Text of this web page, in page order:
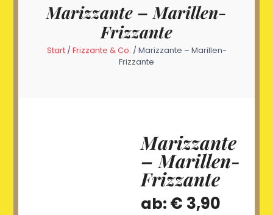
Marizzante – Marillen-
Frizzante
Start/Frizzante & Co. / Marizzante – Marillen-
Frizzante
Marizzante
– Marillen-
Frizzante
ab: € 3,90